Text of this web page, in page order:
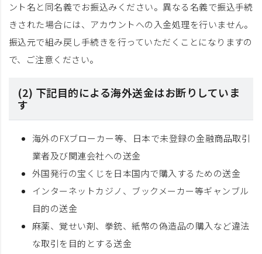
ント名と同名義でお振込みください。異なる名義で振込手続
きされた場合には、アカウントへの入金処理を行いません。
振込元で組み戻し手続きを行っていただくことになりますの
で、ご注意ください。
(2) 下記目的による海外送金はお断りしていま
す
海外のFXブローカー等、日本で未登録の金融商品取引
業者及び関連会社への送金
外国発行の宝くじを日本国内で購入するための送金
インターネットカジノ、ブックメーカー等ギャンブル
目的の送金
麻薬、覚せい剤、拳銃、紙幣の偽造品の購入など違法
な取引を目的とする送金